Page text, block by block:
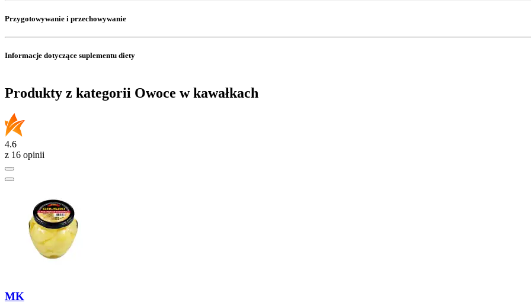
Przygotowywanie i przechowywanie
Informacje dotyczące suplementu diety
Produkty z kategorii Owoce w kawałkach
4.6
z 16 opinii
MK